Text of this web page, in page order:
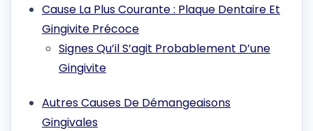
Cause La Plus Courante : Plaque Dentaire Et
Gingivite Précoce
Signes Qu’il S’agit Probablement D’une
Gingivite
Autres Causes De Démangeaisons
Gingivales